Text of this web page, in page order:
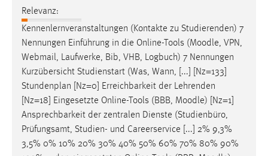
Relevanz:
Kennenlernveranstaltungen (Kontakte zu Studierenden) 7
Nennungen Einführung in die Online-Tools (Moodle, VPN,
Webmail, Laufwerke, Bib, VHB, Logbuch) 7 Nennungen
Kurzübersicht Studienstart (Was, Wann, [...] [Nz=133]
Stundenplan [Nz=0] Erreichbarkeit der Lehrenden
[Nz=18] Eingesetzte Online-Tools (BBB, Moodle) [Nz=1]
Ansprechbarkeit der zentralen Dienste (Studienbüro,
Prüfungsamt, Studien- und Careerservice [...] 2% 9,3%
3,5% 0% 10% 20% 30% 40% 50% 60% 70% 80% 90%